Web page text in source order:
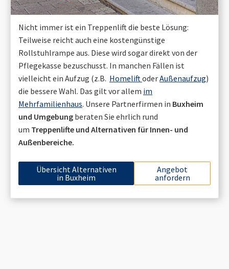
Nicht immer ist ein Treppenlift die beste Lösung:
Teilweise reicht auch eine kostengünstige
Rollstuhlrampe aus. Diese wird sogar direkt von der
Pflegekasse bezuschusst. In manchen Fällen ist
vielleicht ein Aufzug (z.B. HomeliftoderAußenaufzug)
die bessere Wahl. Das gilt vor allem im
Mehrfamilienhaus. Unsere Partnerfirmen in Buxheim
und Umgebung beraten Sie ehrlich rund
um Treppenlifte und Alternativen für Innen- und
Außenbereiche.
Übersicht Alternativen
in Buxheim
Angebot
anfordern